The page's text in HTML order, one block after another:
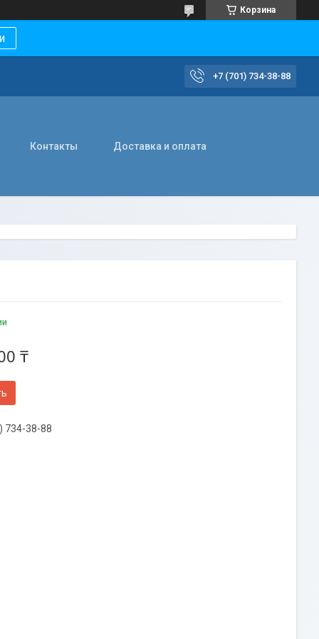
Корзина
+7 (701) 734-38-88
Контакты Доставка и оплата
₸
734-38-88